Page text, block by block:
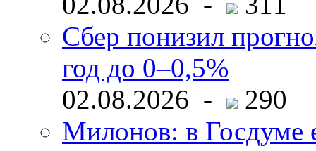
Сбер понизил
год до 0–0,5%
02.08.2026 -
290
Милонов: в Госдуме